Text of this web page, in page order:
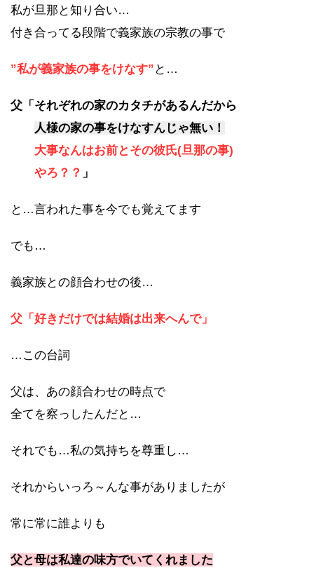
私が旦那と知り合い…
付き合ってる段階で義家族の宗教の事で
”私が義家族の事をけなす” と…
父「それぞれの家のカタチがあるんだから
人様の家の事をけなすんじゃ無い！
大事なんはお前とその彼氏(旦那の事)
やろ？？ 」
と…言われた事を今でも覚えてます
でも…
義家族との顔合わせの後…
父「好きだけでは結婚は出来へんで」
…この台詞
父は、あの顔合わせの時点で
全てを察っしたんだと…
それでも…私の気持ちを尊重し…
それからいっろ～んな事がありましたが
常に常に誰よりも
父と母は私達の味方でいてくれました